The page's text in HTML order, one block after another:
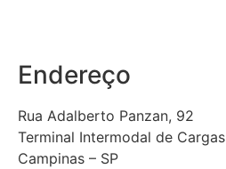
Endereço
Rua Adalberto Panzan, 92
Terminal Intermodal de Cargas
Campinas – SP